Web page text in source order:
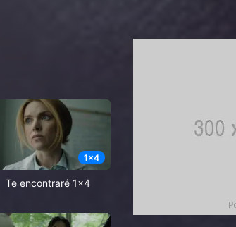
1x4
Te encontraré 1x4